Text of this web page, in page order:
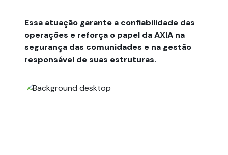
Essa atuação garante a confiabilidade das
operações e reforça o papel da AXIA na
segurança das comunidades e na gestão
responsável de suas estruturas.